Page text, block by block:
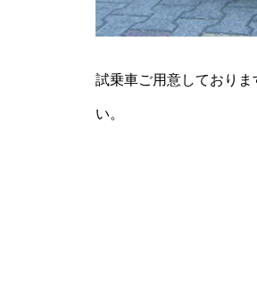
試乗車ご用意しており
い。